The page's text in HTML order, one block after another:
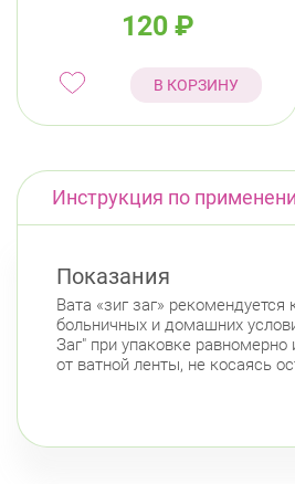
120 ₽
В КОРЗИНУ
Инструкция по
Показания
Вата «зиг заг»
больничных и домашних
Заг" при упаковке
от ватной ленты, не косаясь